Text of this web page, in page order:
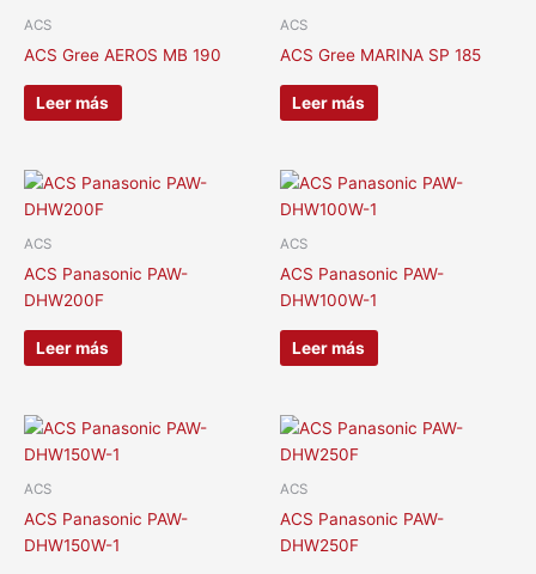
ACS
ACS Gree AEROS MB 190
Leer más
ACS
ACS Gree MARINA SP 185
Leer más
ACS
ACS Panasonic PAW-
DHW200F
Leer más
ACS
ACS Panasonic PAW-
DHW100W-1
Leer más
ACS
ACS Panasonic PAW-
DHW150W-1
ACS
ACS Panasonic PAW-
DHW250F